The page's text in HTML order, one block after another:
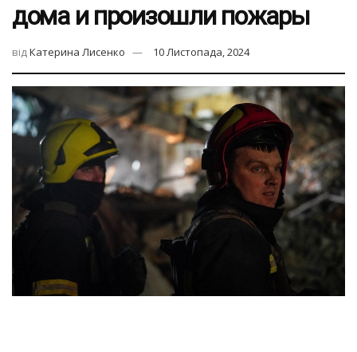
дома и произошли пожары
відКатерина Лисенко 10 Листопада, 2024